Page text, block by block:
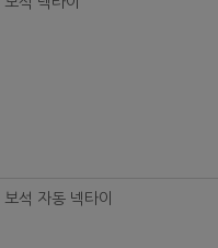
석 자동 넥타이